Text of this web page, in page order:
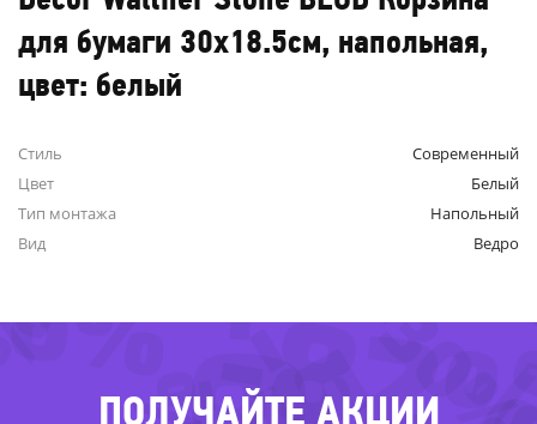
для бумаги 30x18.5см, напольная,
цвет: белый
Стиль
Современный
Цвет
Белый
Тип монтажа
Напольный
Вид
Ведро
ПОЛУЧАЙТЕ АКЦИИ
-